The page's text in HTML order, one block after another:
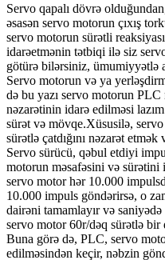
Servo qapalı dövrə
əsasən servo motorun çıxış
servo motorun sürətli
idarəetmənin tətbiqi ilə siz
götürə bilərsiniz, ümumiyyətlə
Servo motorun və ya
də bu yazı servo motorun
nəzarətinin idarə edilməsi
sürət və mövqe.Xüsusilə,
sürətlə çatdığını nəzarət etmək
Servo sürücü, qəbul etdiyi
motorun məsafəsini və sürətini
servo motor hər 10.000
10.000 impuls göndərirsə, o
dairəni tamamlayır və
servo motor 60r/dəq sürətlə bir
Buna görə də, PLC, servo
edilməsindən keçir, nəbzin